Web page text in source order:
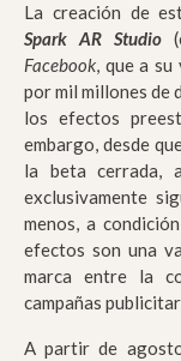
La creación de
Spark AR Studio
Facebook, que a
por mil millones de
los efectos
embargo, desde
la beta cerrada,
exclusivamente
menos, a
efectos son una
marca entre la
campañas
A partir de